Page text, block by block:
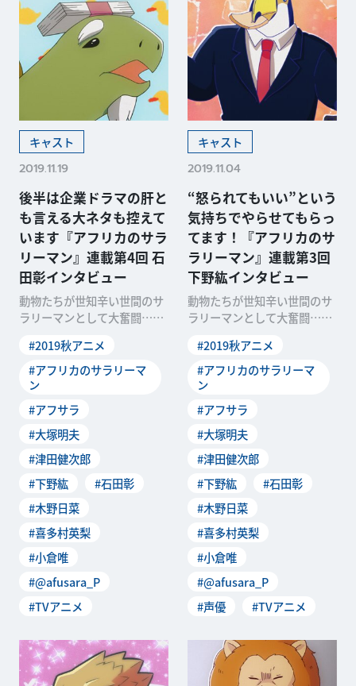
キャスト
2019.11.19
後半は企業ドラマの肝と
も言える大ネタも控えて
います『アフリカのサラ
リーマン』連載第4回 石
田彰インタビュー
動物たちが世知辛い世間のサ
ラリーマンとして大奮闘…と
人的社会を突破する!?
#2019秋アニメ
#アフリカのサラリーマ
ン
#アフサラ
#大塚明夫
#津田健次郎
#下野紘
#石田彰
#木野日菜
#喜多村英梨
#小倉唯
#@afusara_P
#TVアニメ
キャスト
2019.11.04
“怒られてもいい”という
気持ちでやらせてもらっ
てます！『アフリカのサ
ラリーマン』連載第3回
下野紘インタビュー
動物たちが世知辛い世間のサ
ラリーマンとして大奮闘…と
人的社会を突破する!?
#2019秋アニメ
#アフリカのサラリーマ
ン
#アフサラ
#大塚明夫
#津田健次郎
#下野紘
#石田彰
#木野日菜
#喜多村英梨
#小倉唯
#@afusara_P
#声優
#TVアニメ